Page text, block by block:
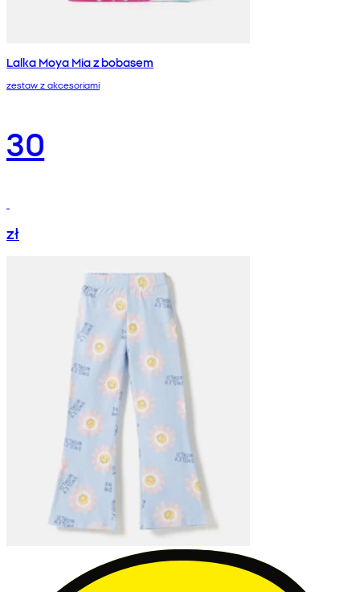
Lalka Moya Mia z bobasem
zestaw z akcesoriami
30
zł